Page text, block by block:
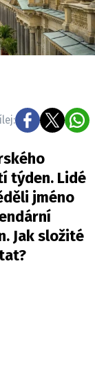
týden. Lidé
jméno
Jak složité